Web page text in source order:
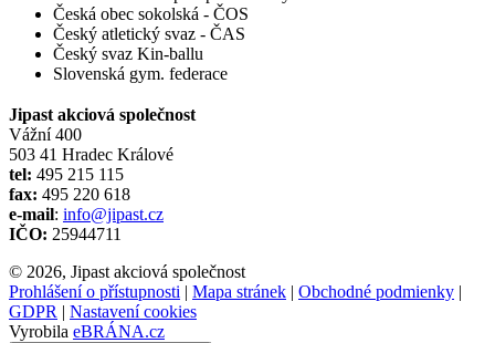
Česká obec sokolská - ČOS
Český atletický svaz - ČAS
Český svaz Kin-ballu
Slovenská gym. federace
Jipast akciová společnost
Vážní 400
503 41 Hradec Králové
tel: 495 215 115
fax: 495 220 618
e-mail: info@jipast.cz
IČO: 25944711
© 2026, Jipast akciová společnost
Prohlášení o přístupnosti | Mapa stránek | Obchodné podmienky |
GDPR | Nastavení cookies
Vyrobila eBRÁNA.cz